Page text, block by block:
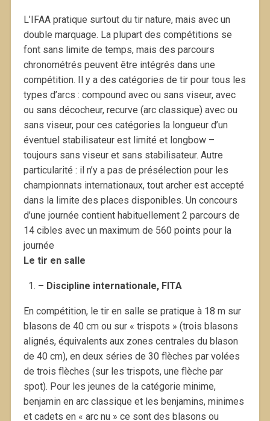
L’IFAA pratique surtout du tir nature, mais avec un
double marquage. La plupart des compétitions se
font sans limite de temps, mais des parcours
chronométrés peuvent être intégrés dans une
compétition. Il y a des catégories de tir pour tous les
types d’arcs : compound avec ou sans viseur, avec
ou sans décocheur, recurve (arc classique) avec ou
sans viseur, pour ces catégories la longueur d’un
éventuel stabilisateur est limité et longbow –
toujours sans viseur et sans stabilisateur. Autre
particularité : il n’y a pas de présélection pour les
championnats internationaux, tout archer est accepté
dans la limite des places disponibles. Un concours
d’une journée contient habituellement 2 parcours de
14 cibles avec un maximum de 560 points pour la
journée
Le tir en salle
– Discipline internationale, FITA
En compétition, le tir en salle se pratique à 18 m sur
blasons de 40 cm ou sur « trispots » (trois blasons
alignés, équivalents aux zones centrales du blason
de 40 cm), en deux séries de 30 flèches par volées
de trois flèches (sur les trispots, une flèche par
spot). Pour les jeunes de la catégorie minime,
benjamin en arc classique et les benjamins, minimes
et cadets en « arc nu » ce sont des blasons ou